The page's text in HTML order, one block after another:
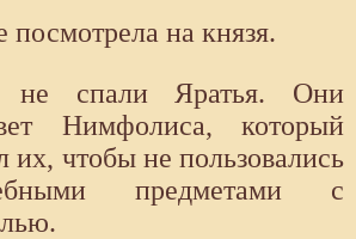
посмотрела на князя.
спали Яратья. Они
Нимфолиса, который
их, чтобы не пользовались
предметами с